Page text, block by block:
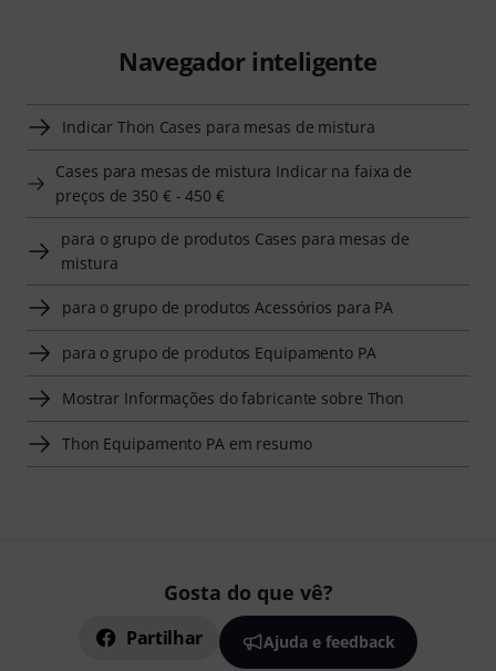
Navegador inteligente
Indicar Thon Cases para mesas de mistura
Cases para mesas de mistura Indicar na faixa de
preços de 350 € - 450 €
para o grupo de produtos Cases para mesas de
mistura
para o grupo de produtos Acessórios para PA
para o grupo de produtos Equipamento PA
Mostrar Informações do fabricante sobre Thon
Thon Equipamento PA em resumo
Gosta do que vê?
Partilhar Ajuda e feedback